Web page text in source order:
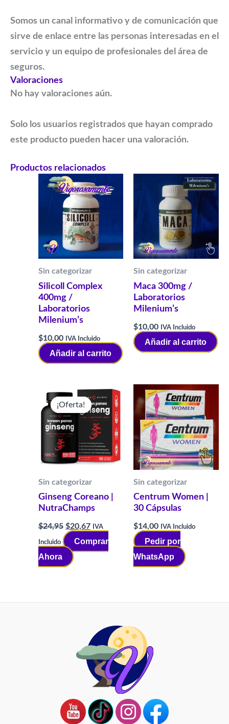
Somos un canal informativo y de comunicación que
sirve de enlace entre las personas interesadas en el
servicio y un equipo de profesionales del área de
seguros.
Valoraciones
No hay valoraciones aún.
Solo los usuarios registrados que hayan comprado
este producto pueden hacer una valoración.
Productos relacionados
Sin categorizar
Silicoll Complex
400mg /
Laboratorios
Milenium’s
$10,00 IVA Incluido
Añadir al carrito
Sin categorizar
Maca 300mg /
Laboratorios
Milenium’s
$10,00 IVA Incluido
Añadir al carrito
¡Oferta!
¡Oferta!
Sin categorizar
Ginseng Coreano |
NutraChamps
$24,95 El
precio
original
era:
$24,95.
$20,67El
precio
actual
IVA
Incluido
Comprar
Ahora
Sin categorizar
Centrum Women |
30 Cápsulas
$14,00 IVA Incluido
Pedir por
WhatsApp